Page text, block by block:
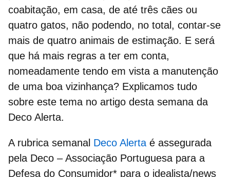
coabitação, em casa, de até três cães ou
quatro gatos, não podendo, no total, contar-se
mais de quatro animais de estimação. E será
que há mais regras a ter em conta,
nomeadamente tendo em vista a manutenção
de uma boa vizinhança? Explicamos tudo
sobre este tema no artigo desta semana da
Deco Alerta.
A rubrica semanal Deco Alerta é assegurada
pela Deco – Associação Portuguesa para a
Defesa do Consumidor* para o idealista/news